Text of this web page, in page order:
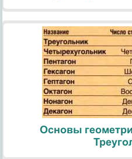
Основы